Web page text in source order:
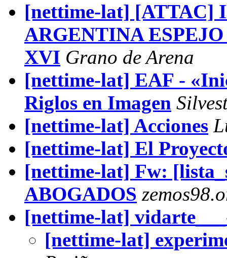
[nettime-lat] [ATTAC]
ARGENTINA
XVI Grano de Arena
[nettime-lat] EAF -
Riglos en Imagen
[nettime-lat] Acciones
[nettime-lat] El
[nettime-lat] Fw:
ABOGADOS
[nettime-lat]
[nettime-lat]